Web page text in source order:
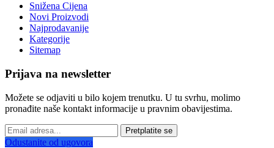
Snižena Cijena
Novi Proizvodi
Najprodavanije
Kategorije
Sitemap
Prijava na newsletter
Možete se odjaviti u bilo kojem trenutku. U tu svrhu, molimo
pronađite naše kontakt informacije u pravnim obavijestima.
Pretplatite se
Odustanite od ugovora